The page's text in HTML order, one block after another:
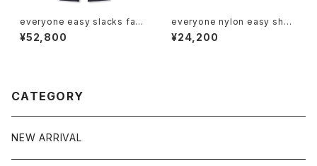
everyone easy slacks fabr
ic by Loro Piana (NAVY)
¥52,800
everyone nylon easy short
s (NAVY)
¥24,200
CATEGORY
NEW ARRIVAL